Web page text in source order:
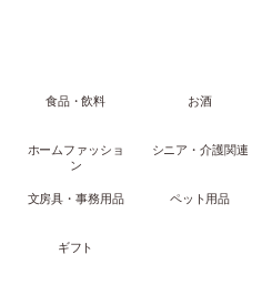
食品・飲料 お酒
ホームファッショ
ン
シニア・介護関連
文房具・事務用品 ペット用品
ギフト